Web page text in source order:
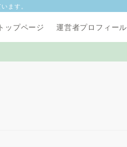
ます。
トップページ 運営者プロフィール